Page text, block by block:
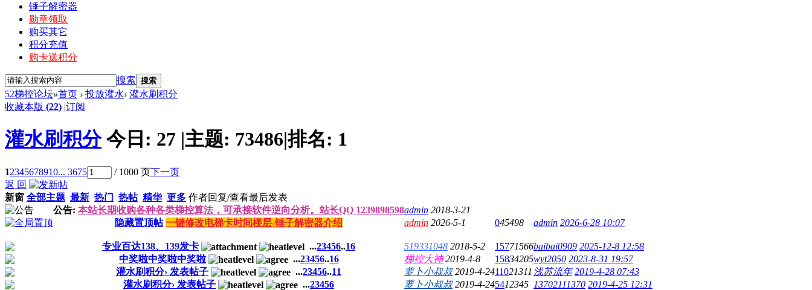
锤子解密器
勋章领取
购买其它
积分充值
购卡送积分
搜索 搜索
52梯控论坛»首页 › 投放灌水› 灌水刷积分
收藏本版 (22) |订阅
灌水刷积分 今日: 27 |主题: 73486|排名: 1
12345678910... 3675 / 1000 页下一页
返 回
新窗 全部主题 最新 热门 热帖 精华 更多 作者回复/查看最后发表
公告: 本站长期收购各种各类梯控算法，可承接软件逆向分析。站长QQ 1239898598admin 2018-3-21
隐藏置顶帖 一键修改电梯卡时间楼层-锤子解密器介绍 admin 2026-5-1 045498 admin 2026-6-28 10:07
专业百达138、139发卡 ...23456..16 519331048 2018-5-2 15771566baibai0909 2025-12-8 12:58
中奖啦中奖啦中奖啦
...23456..16 梯控大神 2019-4-8 15834205wyt2050 2023-8-31 19:57
灌水刷积分› 发表帖子
...23456..11 萝卜小叔叔 2019-4-2411021311 浅苏流年 2019-4-28 07:43
灌水刷积分› 发表帖子
...23456 萝卜小叔叔 2019-4-245412345 13702111370 2019-4-25 12:31